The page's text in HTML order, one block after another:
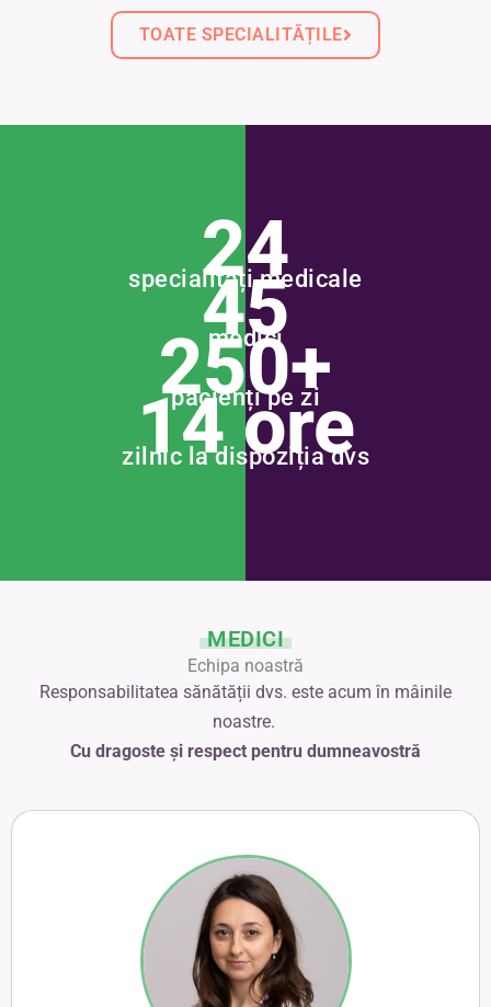
TOATE SPECIALITĂȚILE
24
specialități medicale
45
medici
250+
pacienți pe zi
14 ore
zilnic la dispoziția dvs
MEDICI
Echipa noastră
Responsabilitatea sănătății dvs. este acum în mâinile
noastre.
Cu dragoste și respect pentru dumneavostră